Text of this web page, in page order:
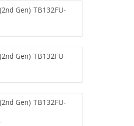
Gen) TB132FU-
Gen) TB132FU-
Gen) TB132FU-